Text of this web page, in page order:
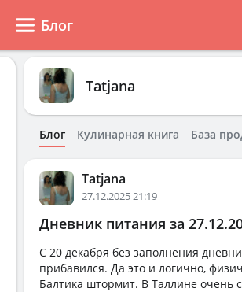
Блог
Tatjana
Блог Кулинарная книга База
Tatjana
27.12.2025 21:19
Дневник питания за
С 20 декабря без заполнения
прибавился. Да это и логично,
Балтика штормит. В Таллине очень